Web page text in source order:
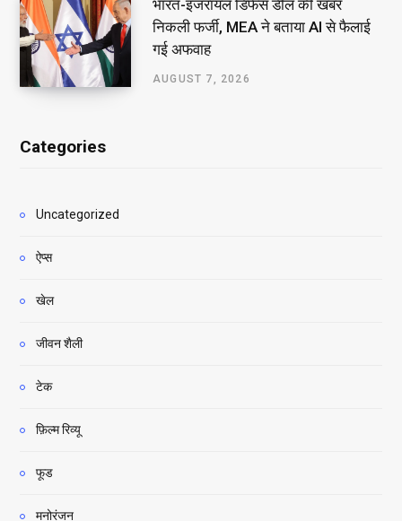
भारत-इजरायल डिफेंस डील की खबर
निकली फर्जी, MEA ने बताया AI से फैलाई
गई अफवाह
AUGUST 7, 2026
Categories
Uncategorized
ऐप्स
खेल
जीवन शैली
टेक
फ़िल्म रिव्यू
फूड
मनोरंजन